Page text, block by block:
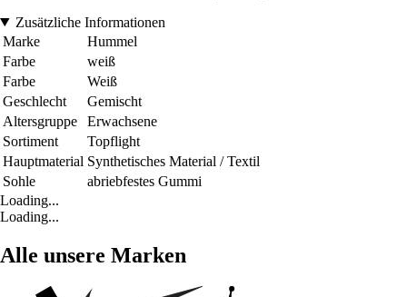
Zusätzliche Informationen
Marke
Hummel
Farbe
weiß
Farbe
Weiß
Geschlecht
Gemischt
Altersgruppe
Erwachsene
Sortiment
Topflight
Hauptmaterial Synthetisches Material / Textil
Sohle
abriebfestes Gummi
Loading...
Loading...
Alle unsere Marken